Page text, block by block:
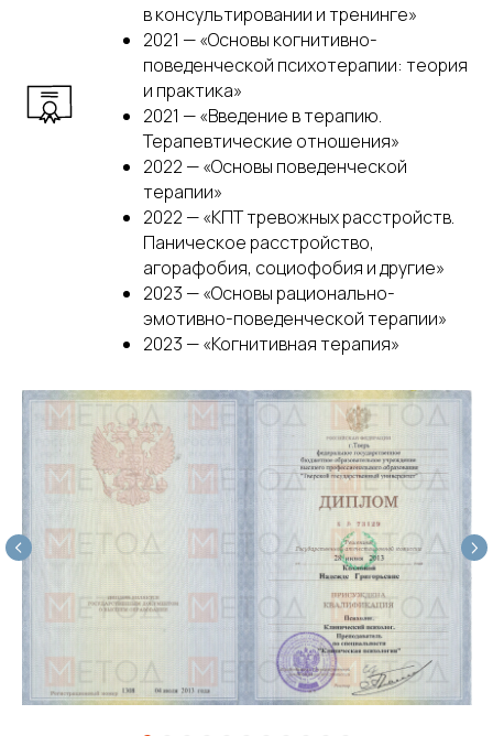
в консультировании и тренинге»
2021 — «Основы когнитивно-
поведенческой психотерапии: теория
и практика»
2021 — «Введение в терапию.
Терапевтические отношения»
2022 — «Основы поведенческой
терапии»
2022 — «КПТ тревожных расстройств.
Паническое расстройство,
агорафобия, социофобия и другие»
2023 — «Основы рационально-
эмотивно-поведенческой терапии»
2023 — «Когнитивная терапия»